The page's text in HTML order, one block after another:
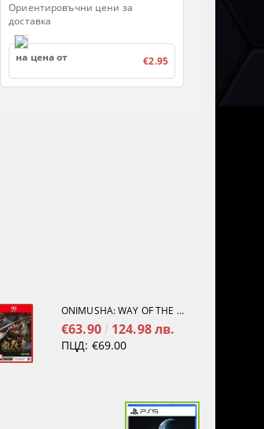
Ориентировъчни цени за
доставка
на цена от €2.95
ONIMUSHA: WAY OF THE SWORD [NINTENDO SWITCH 2]
€63.90 124.98 лв.
ПЦД: €69.00